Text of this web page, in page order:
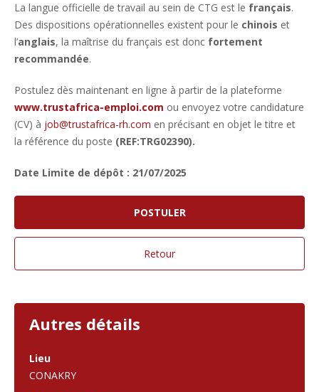
La langue officielle de travail au sein de CTG est le français.
Des dispositions opérationnelles existent pour le chinois et
l’anglais, la maîtrise du français est donc fortement
recommandée.
Postulez dès maintenant en ligne à partir de la plateforme
www.trustafrica-emploi.com ou envoyez votre candidature
(CV) à job@trustafrica-rh.com en précisant en objet le titre et
la référence du poste (REF:TRG02390).
Date Limite de dépôt : 21/07/2025
Autres détails
Lieu
CONAKRY